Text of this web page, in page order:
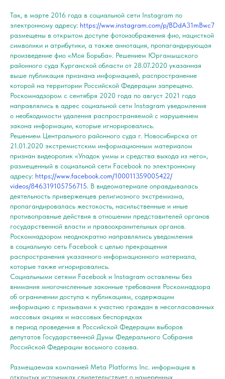
Так, в марте 2016 года в социальной сети Instagram по
электронному адресу: https://www.instagram.com/p/BDdA31mBwc7
размещены в открытом доступе фотоизображения фио, нацисткой
символики и атрибутики, а также аннотация, пропагандирующая
произведение фио «Моя Борьба». Решением Юргамышского
районного суда Курганской области от 28.07.2020 указанная
выше публикация признана информацией, распространение
которой на территории Российской Федерации запрещено.
Роскомнадзором с сентября 2020 года по август 2021 года
направлялись в адрес социальной сети Instagram уведомления
о необходимости удаления распространяемой с нарушением
закона информации, которые игнорировались.
Решением Центрального районного суда г. Новосибирска от
21.01.2020 экстремистским информационным материалом
признан видеоролик «Упадок уммы и средства выхода из него»,
размещенный в социальной сети Facebook по электронному
адресу: https://www.facebook.com/100011359005422/
videos/846319105756715. В видеоматериале оправдывалась
деятельность приверженцев религиозного экстремизма,
пропагандировалась жестокость, насильственные и иные
противоправные действия в отношении представителей органов
государственной власти и правоохранительных органов.
Роскомнадзором неоднократно направлялись уведомления
в социальную сеть Facebook с целью прекращения
распространения указанного информационного материала,
которые также игнорировались.
Социальными сетями Facebook и Instagram оставлены без
внимания многочисленные законные требования Роскомнадзора
об ограничении доступа к публикациям, содержащим
информацию с призывами к участию граждан в несогласованных
массовых акциях и массовых беспорядках
в период проведения в Российской Федерации выборов
депутатов Государственной Думы Федерального Собрания
Российской Федерации восьмого созыва.
Размещаемая компанией Meta Platforms Inc. информация в
открытых источниках свидетельствует о намеренных